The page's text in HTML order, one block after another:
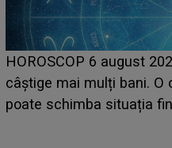
Zodia care are șansa să
neașteptată îi
la început de lună